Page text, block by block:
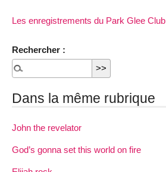
Les enregistrements du Park Glee Club
Rechercher :
Dans la même rubrique
John the revelator
God’s gonna set this world on fire